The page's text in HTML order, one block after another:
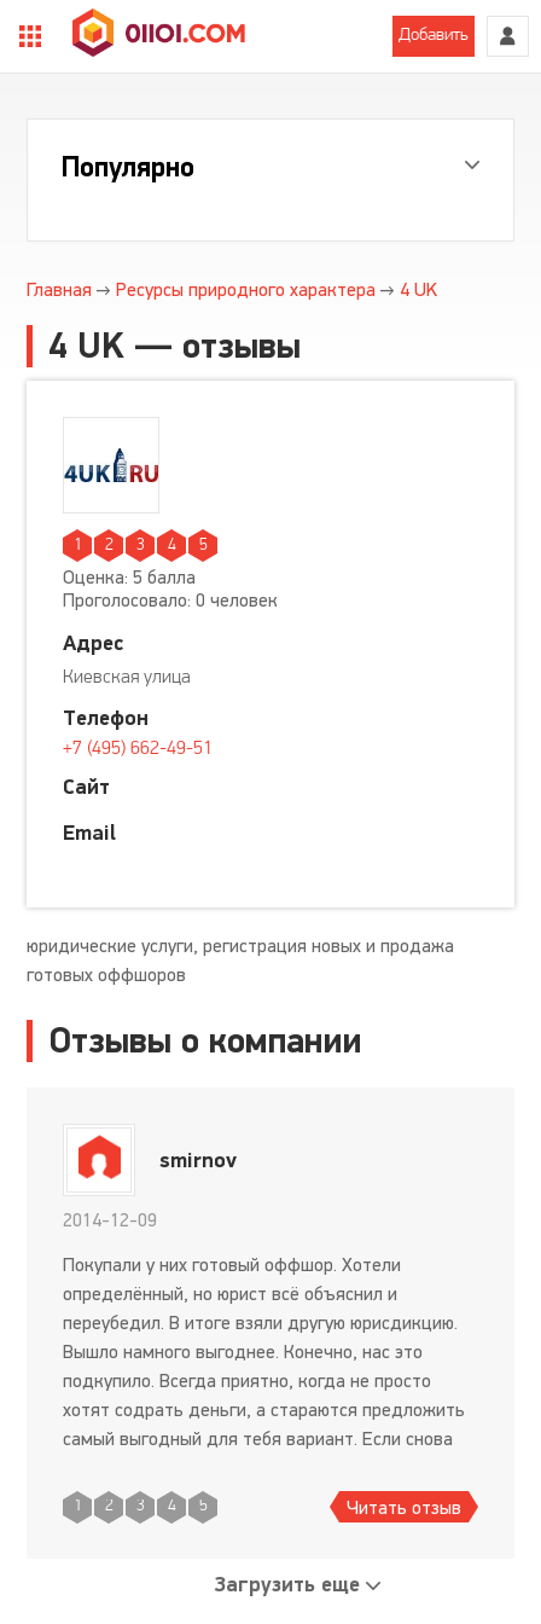
Добавить
Популярно
Главная Ресурсы природного характера 4 UK
4 UK — отзывы
1 2 3 4 5
Оценка: 5 балла
Проголосовало: 0 человек
Адрес
Киевская улица
Телефон
+7 (495) 662-49-51
Сайт
Email
юридические услуги, регистрация новых и продажа
готовых оффшоров
Отзывы о компании
smirnov
2014-12-09
Покупали у них готовый оффшор. Хотели
определённый, но юрист всё объяснил и
переубедил. В итоге взяли другую юрисдикцию.
Вышло намного выгоднее. Конечно, нас это
подкупило. Всегда приятно, когда не просто
хотят содрать деньги, а стараются предложить
самый выгодный для тебя вариант. Если снова
снова к ним.
1 2 3 4 5 Читать отзыв
Загрузить еще